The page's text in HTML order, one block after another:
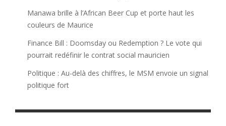
Manawa brille à l’African Beer Cup et porte haut les
couleurs de Maurice
Finance Bill : Doomsday ou Redemption ? Le vote qui
pourrait redéfinir le contrat social mauricien
Politique : Au-delà des chiffres, le MSM envoie un signal
politique fort